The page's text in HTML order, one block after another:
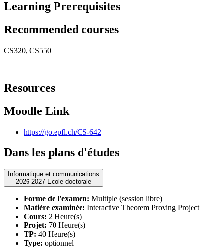
Learning Prerequisites
Recommended courses
CS320, CS550
Resources
Moodle Link
https://go.epfl.ch/CS-642
Dans les plans d'études
Informatique et communications
2026-2027 Ecole doctorale
Forme de l'examen: Multiple (session libre)
Matière examinée: Interactive Theorem Proving Project
Cours: 2 Heure(s)
Projet: 70 Heure(s)
TP: 40 Heure(s)
Type: optionnel